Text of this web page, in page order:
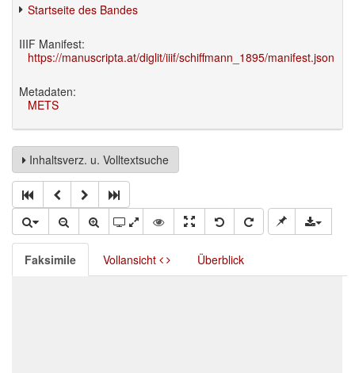
Startseite des Bandes
IIIF Manifest:
https://manuscripta.at/diglit/iiif/schiffmann_1895/manifest.json
Metadaten:
METS
Inhaltsverz. u. Volltextsuche
Faksimile Vollansicht Überblick